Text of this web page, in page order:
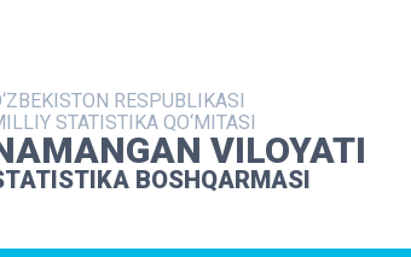
RESPUBLIKASI
STATISTIKA QO‘MITASI
VILOYATI
BOSHQARMASI